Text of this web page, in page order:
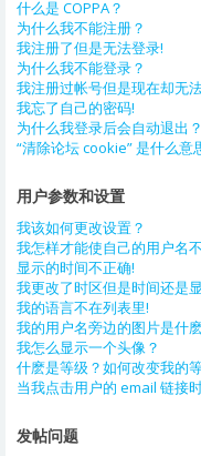
什么是 COPPA？
为什么我不能注册？
我注册了但是无法登录!
为什么我不能登录？
我注册过帐号但是现在却无
我忘了自己的密码!
为什么我登录后会自动退出？
“清除论坛 cookie” 是什么意
用户参数和设置
我该如何更改设置？
我怎样才能使自己的用户名
显示的时间不正确!
我更改了时区但是时间还是
我的语言不在列表里!
我的用户名旁边的图片是什
我怎么显示一个头像？
什麽是等级？如何改变我的
当我点击用户的 email 链接
发帖问题